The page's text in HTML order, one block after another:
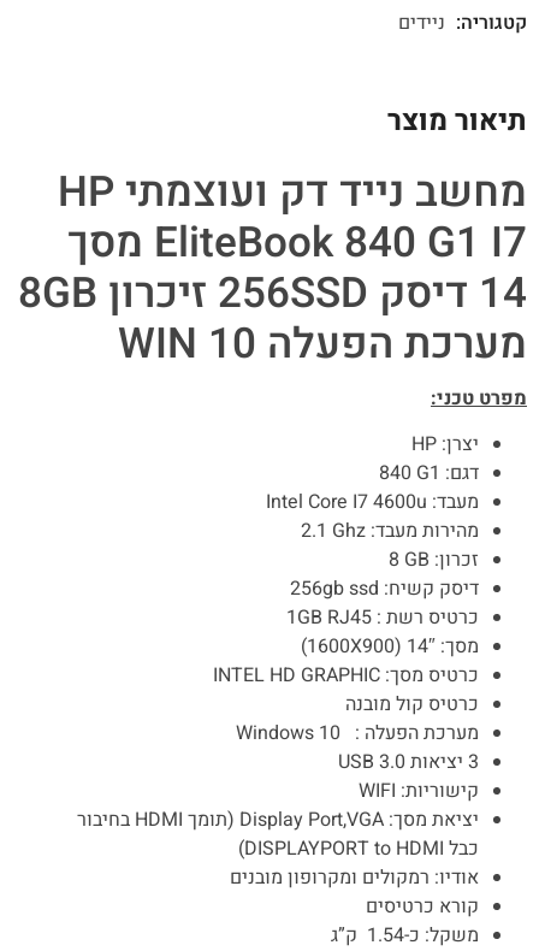
קטגוריה: ניידים
תיאור מוצר
מחשב נייד דק ועוצמתי HP
EliteBook 840 G1 I7 מסך
14 דיסק 256SSD זיכרון 8GB
מערכת הפעלה WIN 10
מפרט טכני:
יצרן: HP
דגם: 840 G1
מעבד: Intel Core I7 4600u
מהירות מעבד: 2.1 Ghz
זכרון: 8 GB
דיסק קשיח: gb ssd
256
כרטיס רשת : RJ45
GB
1
מסך: 14″ (
1600X900
)
כרטיס מסך: INTEL HD GRAPHIC
כרטיס קול מובנה
מערכת הפעלה : Windows 10
3 יציאות 3.0
USB
קישוריות: WIFI
יציאת מסך: Display Port,VGA (תומך HDMI בחיבור
כבל DISPLAYPORT to HDMI
)
אודיו: רמקולים ומקרופון מובנים
קורא כרטיסים
משקל: כ-1.54 ק”ג